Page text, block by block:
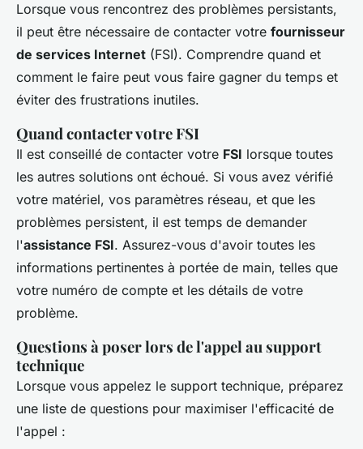
Lorsque vous rencontrez des problèmes persistants,
il peut être nécessaire de contacter votre fournisseur
de services Internet (FSI). Comprendre quand et
comment le faire peut vous faire gagner du temps et
éviter des frustrations inutiles.
Quand contacter votre FSI
Il est conseillé de contacter votre FSI lorsque toutes
les autres solutions ont échoué. Si vous avez vérifié
votre matériel, vos paramètres réseau, et que les
problèmes persistent, il est temps de demander
l'assistance FSI. Assurez-vous d'avoir toutes les
informations pertinentes à portée de main, telles que
votre numéro de compte et les détails de votre
problème.
Questions à poser lors de l'appel au support
technique
Lorsque vous appelez le support technique, préparez
une liste de questions pour maximiser l'efficacité de
l'appel :